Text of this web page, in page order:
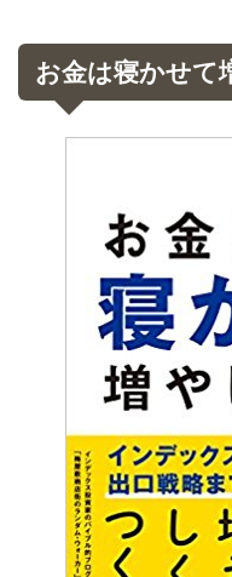
お金は寝かせて